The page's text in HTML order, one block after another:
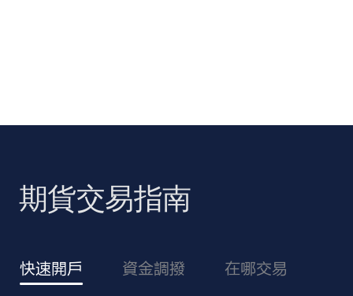
期貨交易指南
快速開戶 資金調撥 在哪交易